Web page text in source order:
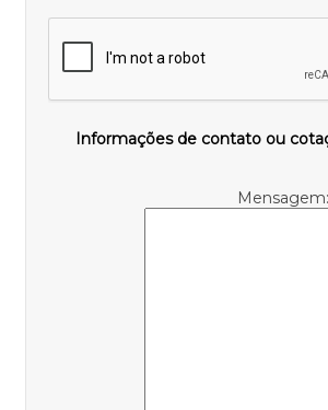
Informações de contato ou
Mensagem: